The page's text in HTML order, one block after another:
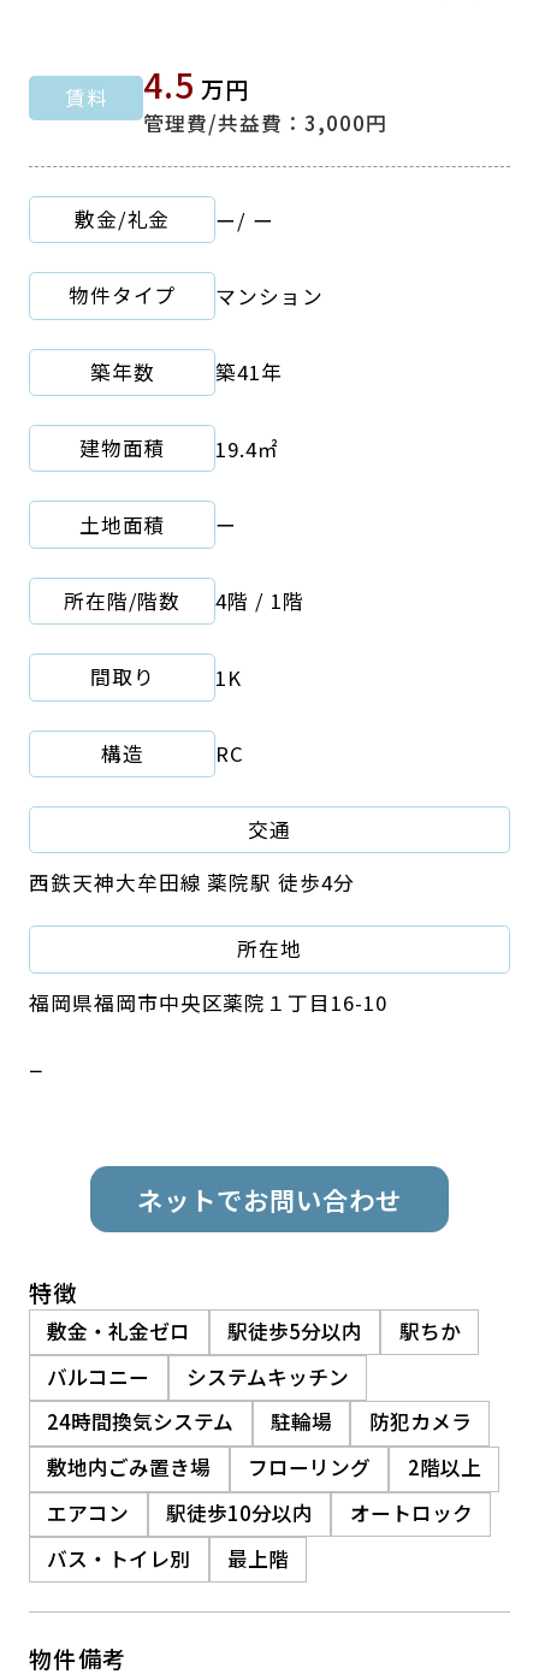
賃料 4.5 万円
管理費/共益費：3,000円
敷金/礼金 ー/ ー
物件タイプ マンション
築年数 築41年
建物面積 19.4㎡
土地面積 ー
所在階/階数 4階 / 1階
間取り 1K
構造 RC
交通
西鉄天神大牟田線 薬院駅 徒歩4分
所在地
福岡県福岡市中央区薬院１丁目16-10
ー
ネットでお問い合わせ
特徴
敷金・礼金ゼロ 駅徒歩5分以内
駅ちか
バルコニー
システムキッチン
24時間換気システム
駐輪場
防犯カメラ
敷地内ごみ置き場
フローリング
2階以上
エアコン
駅徒歩10分以内
オートロック
バス・トイレ別
最上階
物件備考